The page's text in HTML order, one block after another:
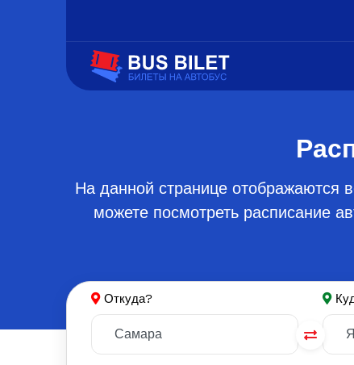
На данной странице отображаются
можете посмотреть расписание
Откуда?